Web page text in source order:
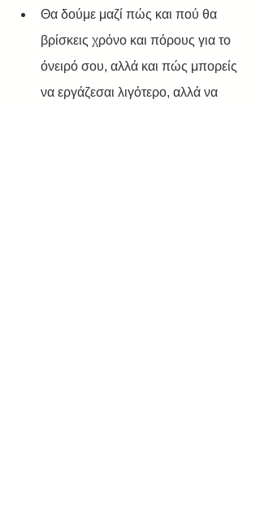
Θα δούμε μαζί πώς και πού θα
βρίσκεις χρόνο και πόρους για το
όνειρό σου, αλλά και πώς μπορείς
να εργάζεσαι λιγότερο, αλλά να